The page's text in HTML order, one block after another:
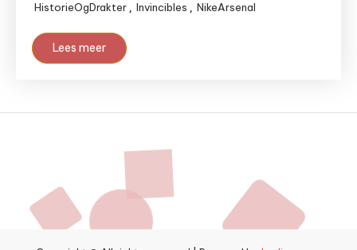
HistorieOgDrakter , Invincibles , NikeArsenal
Lees meer